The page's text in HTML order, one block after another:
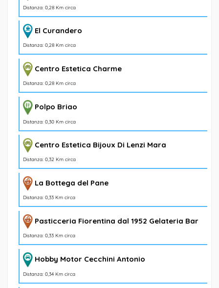
Distanza: 0,28 Km circa
El Curandero
Distanza: 0,28 Km circa
Centro Estetica Charme
Distanza: 0,28 Km circa
Polpo Briao
Distanza: 0,30 Km circa
Centro Estetica Bijoux Di Lenzi Mara
Distanza: 0,32 Km circa
La Bottega del Pane
Distanza: 0,33 Km circa
Pasticceria Fiorentina dal 1952 Gelateria Bar
Distanza: 0,33 Km circa
Hobby Motor Cecchini Antonio
Distanza: 0,34 Km circa